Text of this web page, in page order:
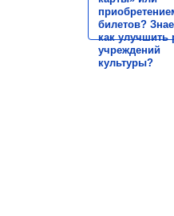
билетов?
как улучшить
учреждений
культуры?